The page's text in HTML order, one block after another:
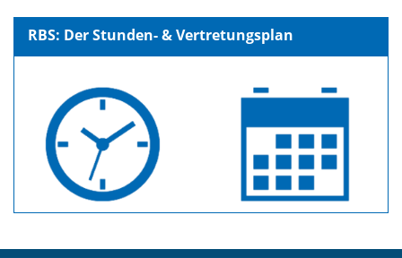
RBS: Der Stunden- & Vertretungsplan